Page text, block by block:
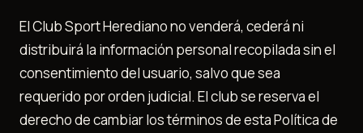
El Club Sport Herediano no venderá, cederá ni
distribuirá la información personal recopilada sin el
consentimiento del usuario, salvo que sea
requerido por orden judicial. El club se reserva el
derecho de cambiar los términos de esta Política de